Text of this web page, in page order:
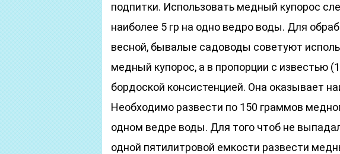
подпитки. Использовать медный купорос
наиболее 5 гр на одно ведро воды. Для
весной, бывалые садоводы советуют
медный купорос, а в пропорции с известью
бордоской консистенцией. Она оказывает
Необходимо развести по 150 граммов
одном ведре воды. Для того чтоб не
одной пятилитровой емкости развести